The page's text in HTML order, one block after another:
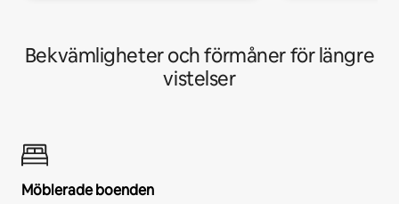
Bekvämligheter och förmåner för längre
vistelser
Möblerade boenden